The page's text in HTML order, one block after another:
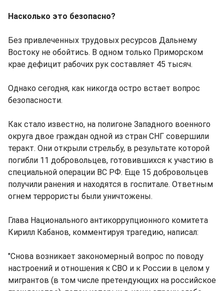
Насколько это безопасно?
Без привлеченных трудовых ресурсов Дальнему
Востоку не обойтись. В одном только Приморском
крае дефицит рабочих рук составляет 45 тысяч.
Однако сегодня, как никогда остро встает вопрос
безопасности.
Как стало известно, на полигоне Западного военного
округа двое граждан одной из стран СНГ совершили
теракт. Они открыли стрельбу, в результате которой
погибли 11 добровольцев, готовившихся к участию в
специальной операции ВС РФ. Еще 15 добровольцев
получили ранения и находятся в госпитале. Ответным
огнем террористы были уничтожены.
Глава Национального антикоррупционного комитета
Кирилл Кабанов, комментируя трагедию, написал:
"Снова возникает закономерный вопрос по поводу
настроений и отношения к СВО и к России в целом у
мигрантов (в том числе претендующих на российское